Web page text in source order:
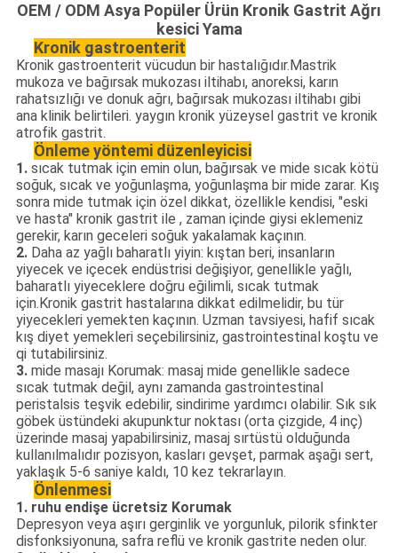
OEM / ODM Asya Popüler Ürün Kronik Gastrit Ağrı
kesici Yama
Kronik gastroenterit
Kronik gastroenterit vücudun bir hastalığıdır.Mastrik
mukoza ve bağırsak mukozası iltihabı, anoreksi, karın
rahatsızlığı ve donuk ağrı, bağırsak mukozası iltihabı gibi
ana klinik belirtileri. yaygın kronik yüzeysel gastrit ve kronik
atrofik gastrit.
Önleme yöntemi düzenleyicisi
1.sıcak tutmak için emin olun, bağırsak ve mide sıcak kötü
soğuk, sıcak ve yoğunlaşma, yoğunlaşma bir mide zarar. Kış
sonra mide tutmak için özel dikkat, özellikle kendisi, "eski
ve hasta" kronik gastrit ile , zaman içinde giysi eklemeniz
gerekir, karın geceleri soğuk yakalamak kaçının.
2.Daha az yağlı baharatlı yiyin: kıştan beri, insanların
yiyecek ve içecek endüstrisi değişiyor, genellikle yağlı,
baharatlı yiyeceklere doğru eğilimli, sıcak tutmak
için.Kronik gastrit hastalarına dikkat edilmelidir, bu tür
yiyecekleri yemekten kaçının. Uzman tavsiyesi, hafif sıcak
kış diyet yemekleri seçebilirsiniz, gastrointestinal koştu ve
qi tutabilirsiniz.
3.mide masajı Korumak: masaj mide genellikle sadece
sıcak tutmak değil, aynı zamanda gastrointestinal
peristalsis teşvik edebilir, sindirime yardımcı olabilir. Sık sık
göbek üstündeki akupunktur noktası (orta çizgide, 4 inç)
üzerinde masaj yapabilirsiniz, masaj sırtüstü olduğunda
kullanılmalıdır pozisyon, kasları gevşet, parmak aşağı sert,
yaklaşık 5-6 saniye kaldı, 10 kez tekrarlayın.
Önlenmesi
1. ruhu endişe ücretsiz Korumak
Depresyon veya aşırı gerginlik ve yorgunluk, pilorik sfinkter
disfonksiyonuna, safra reflü ve kronik gastrite neden olur.